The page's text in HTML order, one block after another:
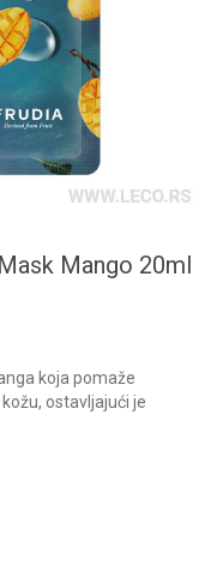
Mango 20ml
koja pomaže
ostavljajući je